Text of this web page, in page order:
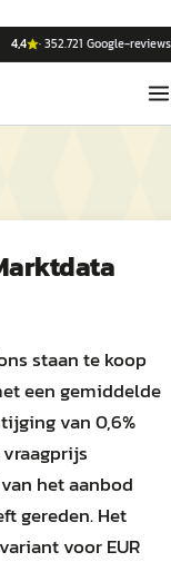
4,4 ·352.721 Google-reviews
staan te koop
een gemiddelde
van 0,6%
het aanbod
gereden. Het
voor EUR